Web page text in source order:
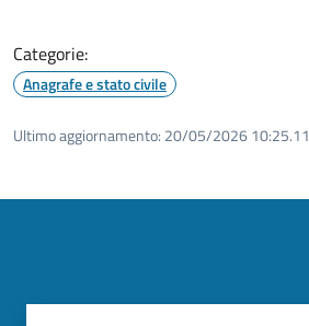
Categorie:
Anagrafe e stato civile
Ultimo aggiornamento: 20/05/2026 10:25.11